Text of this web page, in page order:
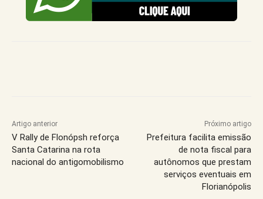
Artigo anterior
V Rally de Flonópsh reforça
Santa Catarina na rota
nacional do antigomobilismo
Próximo artigo
Prefeitura facilita emissão
de nota fiscal para
autônomos que prestam
serviços eventuais em
Florianópolis